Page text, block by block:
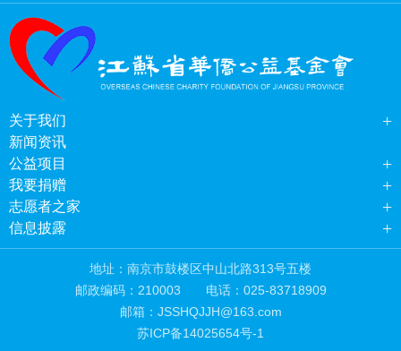
关于我们 +
新闻资讯
公益项目
+
我要捐赠 +
志愿者之家 +
信息披露 +
地址：南京市鼓楼区中山北路313号五楼
邮政编码：210003
电话：025-83718909
邮箱：JSSHQJJH@163.com
苏ICP备14025654号-1